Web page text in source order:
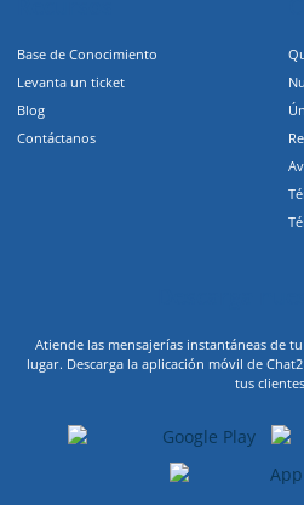
Base de Conocimiento
Levanta un ticket
Blog
Contáctanos
Atiende las mensajerías instantáneas de
lugar. Descarga la aplicación móvil de
tus